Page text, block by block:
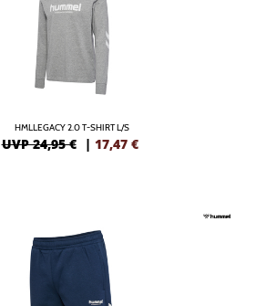
HMLLEGACY 2.0 T-SHIRT L/S
UVP 24,95 € | 17,47 €